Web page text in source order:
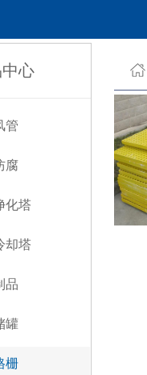
心
管
腐
化塔
却塔
品
罐
栅